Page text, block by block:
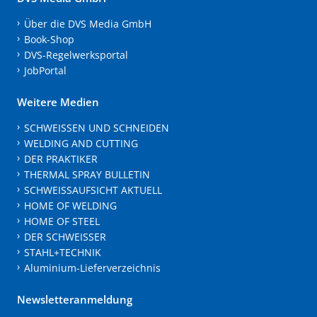
Über die DVS Media GmbH
Book-Shop
DVS-Regelwerksportal
JobPortal
Weitere Medien
SCHWEISSEN UND SCHNEIDEN
WELDING AND CUTTING
DER PRAKTIKER
THERMAL SPRAY BULLETIN
SCHWEISSAUFSICHT AKTUELL
HOME OF WELDING
HOME OF STEEL
DER SCHWEISSER
STAHL+TECHNIK
Aluminium-Lieferverzeichnis
Newsletteranmeldung